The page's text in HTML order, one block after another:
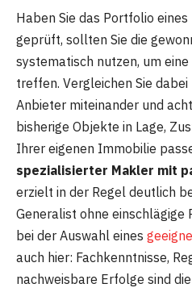
Haben Sie das Portfolio
geprüft, sollten Sie die
systematisch nutzen, um
treffen. Vergleichen Sie
Anbieter miteinander und
bisherige Objekte in Lage,
Ihrer eigenen Immobilie
spezialisierter Makler mit
erzielt in der Regel deutlich
Generalist ohne einschlägige
bei der Auswahl eines
auch hier: Fachkenntnisse,
nachweisbare Erfolge sind